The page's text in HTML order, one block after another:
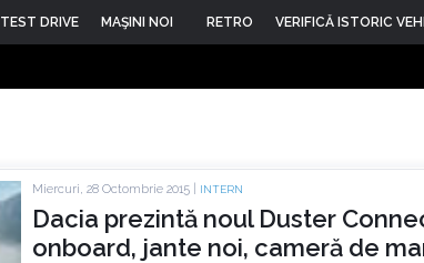
TEST DRIVE MAŞINI NOI RETRO VERIFICĂ ISTORIC
Miercuri, 28 Octombrie 2015 | INTERN
Dacia prezintă noul Duster
onboard, jante noi, cameră de